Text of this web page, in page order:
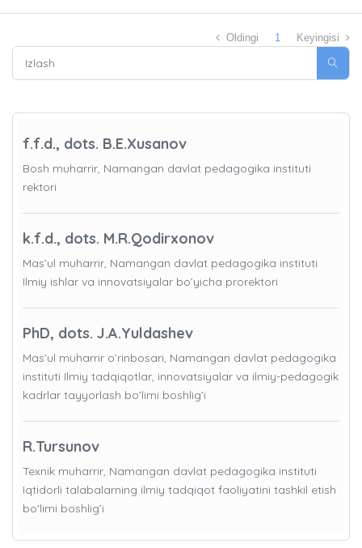
Oldingi 1 Keyingisi
f.f.d., dots. B.E.Xusanov
Bosh muharrir, Namangan davlat pedagogika instituti
rektori
k.f.d., dots. M.R.Qodirxonov
Mas’ul muharrir, Namangan davlat pedagogika instituti
Ilmiy ishlar va innovatsiyalar bo’yicha prorektori
PhD, dots. J.A.Yuldashev
Mas’ul muharrir o’rinbosari, Namangan davlat pedagogika
instituti Ilmiy tadqiqotlar, innovatsiyalar va ilmiy-pedagogik
kadrlar tayyorlash bo'limi boshlig’i
R.Tursunov
Texnik muharrir, Namangan davlat pedagogika instituti
Iqtidorli talabalarning ilmiy tadqiqot faoliyatini tashkil etish
bo'limi boshlig’i